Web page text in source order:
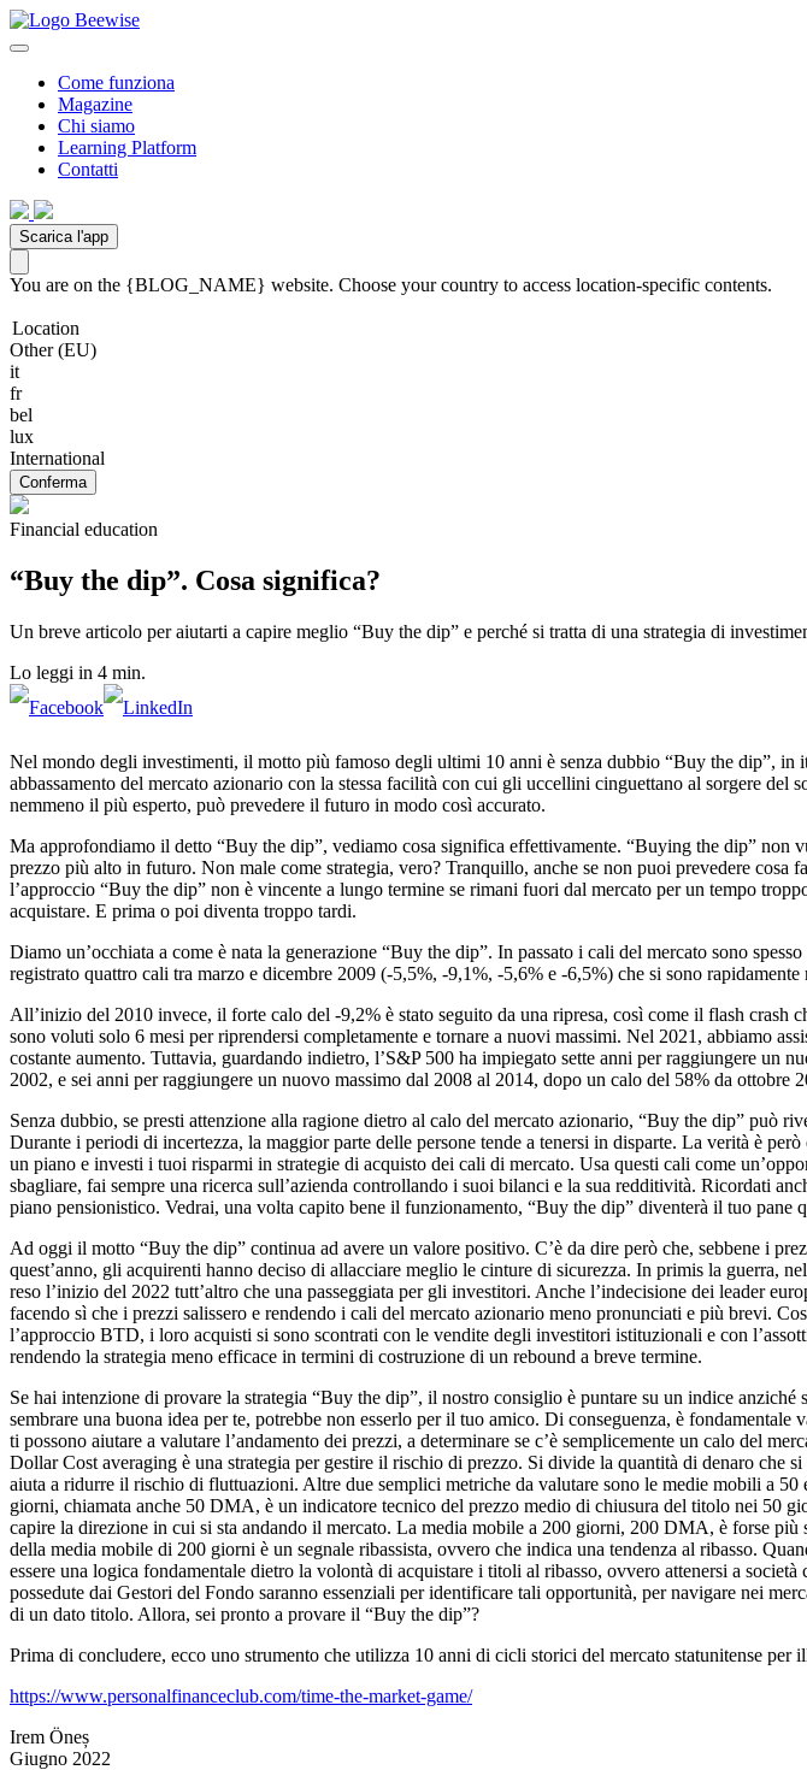
Come funziona
Magazine
Chi siamo
Learning Platform
Contatti
Scarica l'app
You are on the {BLOG_NAME} website. Choose your country to access location-specific contents.
Location
Other (EU)
it
fr
bel
lux
International
Conferma
Financial education
“Buy the dip”. Cosa significa?
Un breve articolo per aiutarti a capire meglio “Buy the dip” e perché si tratta di una strategia di
Lo leggi in 4 min.
Nel mondo degli investimenti, il motto più famoso degli ultimi 10 anni è senza dubbio “Buy the dip”,
abbassamento del mercato azionario con la stessa facilità con cui gli uccellini cinguettano al sorgere
nemmeno il più esperto, può prevedere il futuro in modo così accurato.
Ma approfondiamo il detto “Buy the dip”, vediamo cosa significa effettivamente. “Buying the dip”
prezzo più alto in futuro. Non male come strategia, vero? Tranquillo, anche se non puoi prevedere
l’approccio “Buy the dip” non è vincente a lungo termine se rimani fuori dal mercato per un tempo
acquistare. E prima o poi diventa troppo tardi.
Diamo un’occhiata a come è nata la generazione “Buy the dip”. In passato i cali del mercato sono
registrato quattro cali tra marzo e dicembre 2009 (-5,5%, -9,1%, -5,6% e -6,5%) che si sono
All’inizio del 2010 invece, il forte calo del -9,2% è stato seguito da una ripresa, così come il flash
sono voluti solo 6 mesi per riprendersi completamente e tornare a nuovi massimi. Nel 2021, abbiamo
costante aumento. Tuttavia, guardando indietro, l’S&P 500 ha impiegato sette anni per raggiungere un
2002, e sei anni per raggiungere un nuovo massimo dal 2008 al 2014, dopo un calo del 58% da ottobre
Senza dubbio, se presti attenzione alla ragione dietro al calo del mercato azionario, “Buy the dip” può
Durante i periodi di incertezza, la maggior parte delle persone tende a tenersi in disparte. La verità è
un piano e investi i tuoi risparmi in strategie di acquisto dei cali di mercato. Usa questi cali come
sbagliare, fai sempre una ricerca sull’azienda controllando i suoi bilanci e la sua redditività. Ricordati
piano pensionistico. Vedrai, una volta capito bene il funzionamento, “Buy the dip” diventerà il tuo pane
Ad oggi il motto “Buy the dip” continua ad avere un valore positivo. C’è da dire però che, sebbene i
quest’anno, gli acquirenti hanno deciso di allacciare meglio le cinture di sicurezza. In primis la guerra,
reso l’inizio del 2022 tutt’altro che una passeggiata per gli investitori. Anche l’indecisione dei leader
facendo sì che i prezzi salissero e rendendo i cali del mercato azionario meno pronunciati e più brevi.
l’approccio BTD, i loro acquisti si sono scontrati con le vendite degli investitori istituzionali e con
rendendo la strategia meno efficace in termini di costruzione di un rebound a breve termine.
Se hai intenzione di provare la strategia “Buy the dip”, il nostro consiglio è puntare su un indice
sembrare una buona idea per te, potrebbe non esserlo per il tuo amico. Di conseguenza, è
ti possono aiutare a valutare l’andamento dei prezzi, a determinare se c’è semplicemente un calo del
Dollar Cost averaging è una strategia per gestire il rischio di prezzo. Si divide la quantità di denaro
aiuta a ridurre il rischio di fluttuazioni. Altre due semplici metriche da valutare sono le medie mobili a
giorni, chiamata anche 50 DMA, è un indicatore tecnico del prezzo medio di chiusura del titolo nei
capire la direzione in cui si sta andando il mercato. La media mobile a 200 giorni, 200 DMA, è forse
della media mobile di 200 giorni è un segnale ribassista, ovvero che indica una tendenza al ribasso.
essere una logica fondamentale dietro la volontà di acquistare i titoli al ribasso, ovvero attenersi a
possedute dai Gestori del Fondo saranno essenziali per identificare tali opportunità, per navigare nei
di un dato titolo. Allora, sei pronto a provare il “Buy the dip”?
Prima di concludere, ecco uno strumento che utilizza 10 anni di cicli storici del mercato statunitense per
https://www.personalfinanceclub.com/time-the-market-game/
Irem Öneș
Giugno 2022